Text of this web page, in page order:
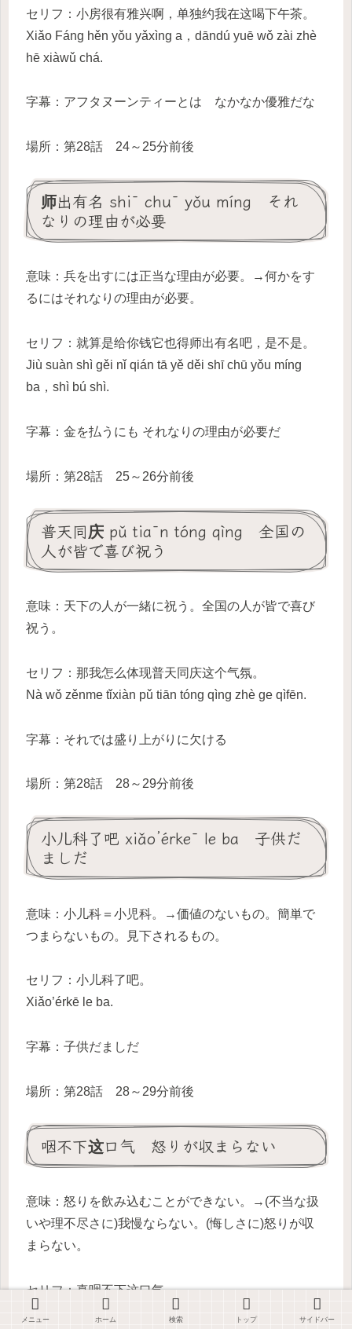
セリフ：小房很有雅兴啊，单独约我在这喝下午茶。
Xiǎo Fáng hěn yǒu yǎxìng a，dāndú yuē wǒ zài zhè
hē xiàwǔ chá.
字幕：アフタヌーンティーとは なかなか優雅だな
場所：第28話 24～25分前後
师出有名 shī chū yǒu míng それ
なりの理由が必要
意味：兵を出すには正当な理由が必要。→何かをす
るにはそれなりの理由が必要。
セリフ：就算是给你钱它也得师出有名吧，是不是。
Jiù suàn shì gěi nǐ qián tā yě děi shī chū yǒu míng
ba，shì bú shì.
字幕：金を払うにも それなりの理由が必要だ
場所：第28話 25～26分前後
普天同庆 pǔ tiān tóng qìng 全国の
人が皆で喜び祝う
意味：天下の人が一緒に祝う。全国の人が皆で喜び
祝う。
セリフ：那我怎么体现普天同庆这个气氛。
Nà wǒ zěnme tǐxiàn pǔ tiān tóng qìng zhè ge qìfēn.
字幕：それでは盛り上がりに欠ける
場所：第28話 28～29分前後
小儿科了吧 xiǎo’érkē le ba 子供だ
ましだ
意味：小儿科＝小児科。→価値のないもの。簡単で
つまらないもの。見下されるもの。
セリフ：小儿科了吧。
Xiǎo’érkē le ba.
字幕：子供だましだ
場所：第28話 28～29分前後
咽不下这口气 怒りが収まらない
意味：怒りを飲み込むことができない。→(不当な扱
いや理不尽さに)我慢ならない。(悔しさに)怒りが収
まらない。
セリフ：真咽不下这口气。
Zhēn yànbuxià zhè kǒu qì.
メニュー ホーム 検索 トップ サイドバー